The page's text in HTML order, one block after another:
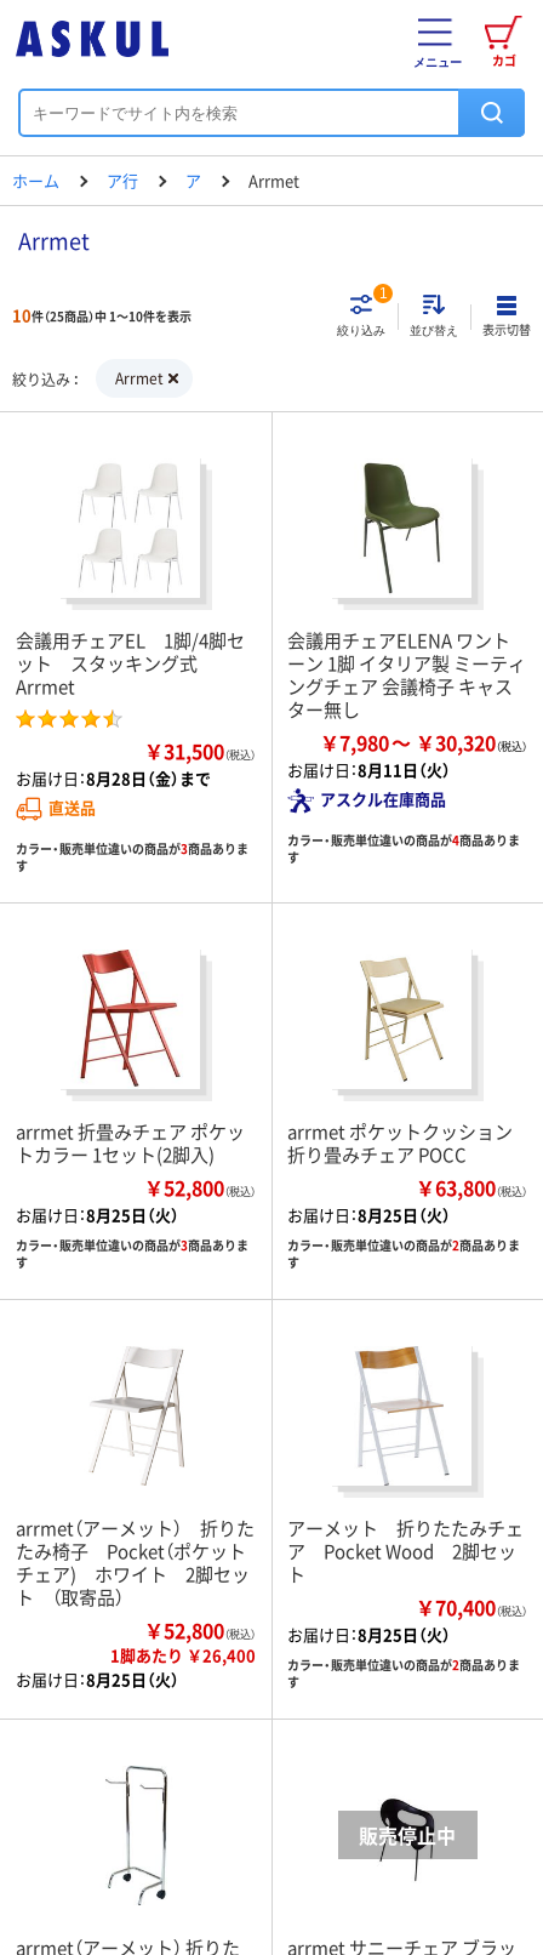
カゴ
メニュー
ホーム ア行 ア Arrmet
Arrmet
10件（25商品）中 1～10件を表示
絞り込み
1
並び替え 表示切替
絞り込み Arrmet
会議用チェアEL 1脚/4脚セ
ット スタッキング式
Arrmet
￥31,500（税込）
お届け日：8月28日（金）まで
直送品
カラー・販売単位違いの商品が3商品ありま
す
会議用チェアELENA ワント
ーン 1脚 イタリア製 ミーティ
ングチェア 会議椅子 キャス
ター無し
￥7,980 ￥30,320
お届け日：8月11日（火）
アスクル在庫商品
カラー・販売単位違いの商品が4商品ありま
す
arrmet 折畳みチェア ポケッ
トカラー 1セット(2脚入)
￥52,800（税込）
お届け日：8月25日（火）
カラー・販売単位違いの商品が3商品ありま
す
arrmet ポケットクッション
折り畳みチェア POCC
￥63,800（税込）
お届け日：8月25日（火）
カラー・販売単位違いの商品が2商品ありま
す
arrmet（アーメット） 折りた
たみ椅子 Pocket（ポケット
チェア) ホワイト 2脚セッ
ト （取寄品）
￥52,800（税込）
1脚あたり ￥26,400
お届け日：8月25日（火）
アーメット 折りたたみチェ
ア Pocket Wood 2脚セッ
ト
￥70,400（税込）
お届け日：8月25日（火）
カラー・販売単位違いの商品が2商品ありま
す
arrmet（アーメット） 折りた
arrmet サニーチェア ブラッ